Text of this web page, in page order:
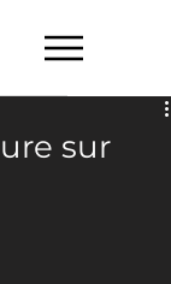
sur